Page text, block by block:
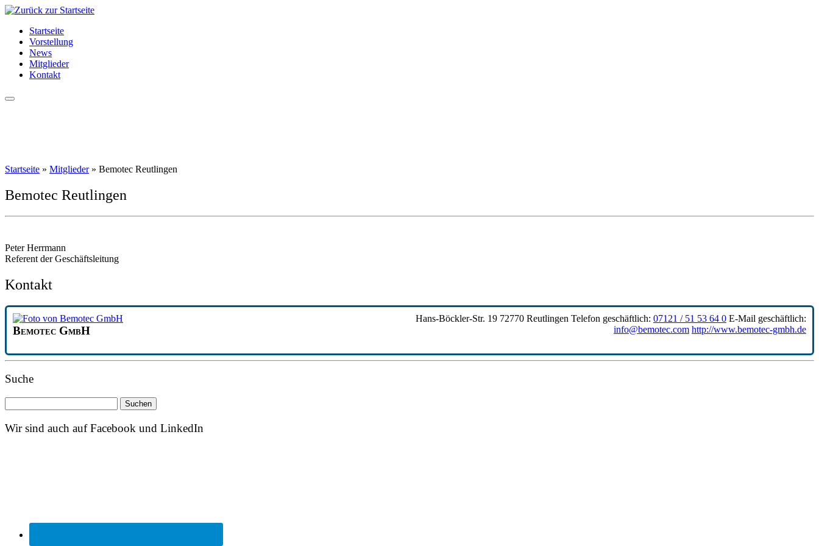
Zum
springenStartseite
Vorstellung
News
Mitglieder
Kontakt
Startseite » Mitglieder » Bemotec Reutlingen
Bemotec Reutlingen
Peter Herrmann
Referent der Geschäftsleitung
Kontakt
Bemotec GmbH
Hans-Böckler-Str. 19 72770 Reutlingen Telefon geschäftlich: 07121 / 51 53 64 0 E-Mail geschäftlich:
info@bemotec.com http://www.bemotec-gmbh.de
Suche
nach:
Wir sind auch auf Facebook und LinkedIn